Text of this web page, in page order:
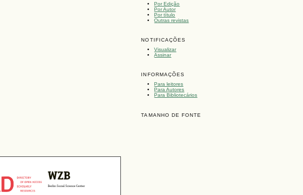
Por Edição
Por Autor
Por título
Outras revistas
NOTIFICAÇÕES
Visualizar
Assinar
INFORMAÇÕES
Para leitores
Para Autores
Para Bibliotecários
TAMANHO DE FONTE